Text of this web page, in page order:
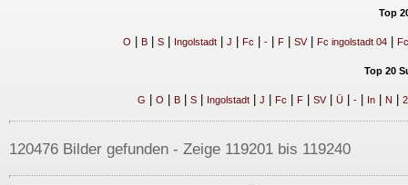
Top
O B| S| Ingolstadt| J Fc -| F| SV| Fc ingolstadt 04|
Top 20
G O B| S| Ingolstadt| J Fc F| SV| Ü| -| In| N 2
120476 Bilder gefunden - Zeige 119201 bis 119240